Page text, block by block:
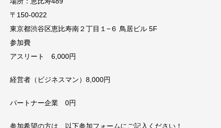
〒150-0022
東京都渋谷区恵比寿南２丁目１−６ 鳥居ビル 5F
参加費
アスリート 6,000円
経営者（ビジネスマン）8,000円
パートナー企業 0円
参加希望の方は、以下参加フォームにご記入ください！